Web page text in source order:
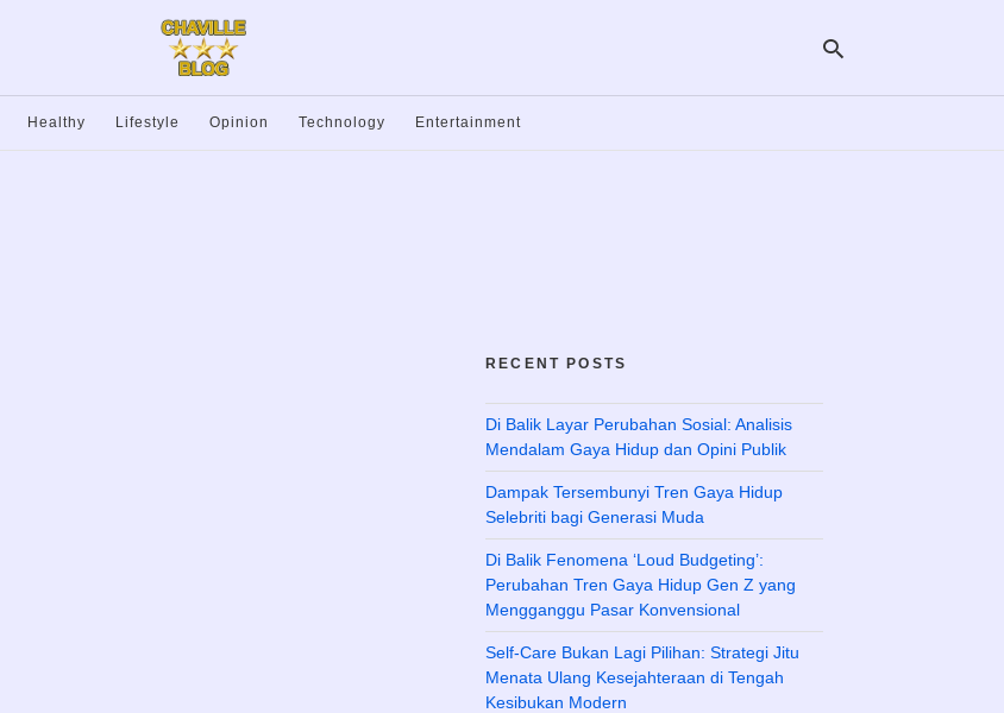
Healthy Lifestyle Opinion Technology Entertainment
RECENT POSTS
Di Balik Layar Perubahan Sosial: Analisis
Mendalam Gaya Hidup dan Opini Publik
Dampak Tersembunyi Tren Gaya Hidup
Selebriti bagi Generasi Muda
Di Balik Fenomena ‘Loud Budgeting’:
Perubahan Tren Gaya Hidup Gen Z yang
Mengganggu Pasar Konvensional
Self-Care Bukan Lagi Pilihan: Strategi Jitu
Menata Ulang Kesejahteraan di Tengah
Kesibukan Modern